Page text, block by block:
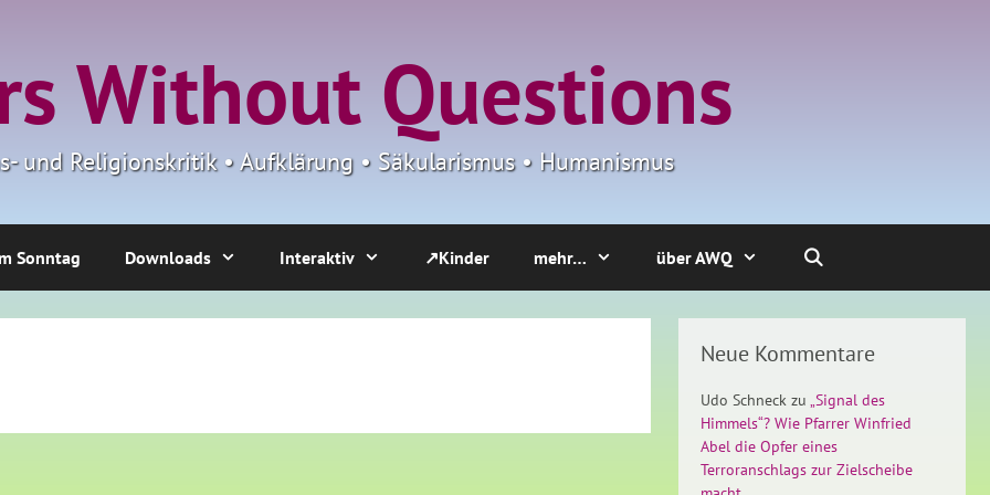
Without Questions
und Religionskritik • Aufklärung • Säkularismus • Humanismus
Sonntag Downloads Interaktiv ↗Kinder mehr… über AWQ
Neue Kommentare
Udo Schneck zu „Signal des
Himmels“? Wie Pfarrer Winfried
Abel die Opfer eines
Terroranschlags zur Zielscheibe